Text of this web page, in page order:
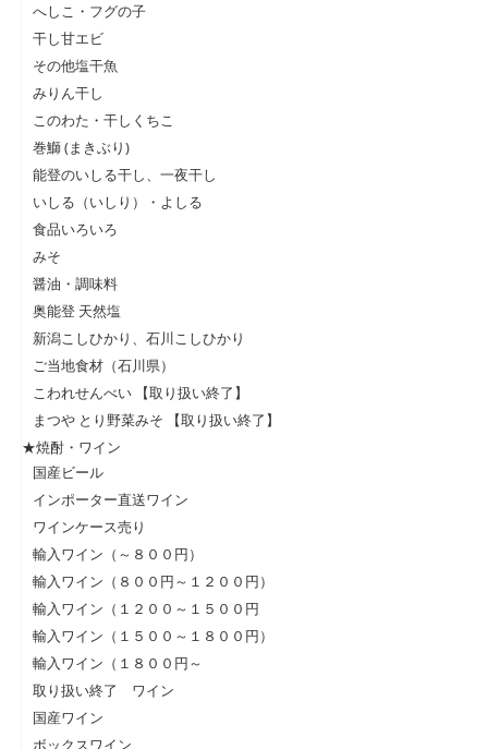
へしこ・フグの子
干し甘エビ
その他塩干魚
みりん干し
このわた・干しくちこ
巻鰤 (まきぶり)
能登のいしる干し、一夜干し
いしる（いしり）・よしる
食品いろいろ
みそ
醤油・調味料
奥能登 天然塩
新潟こしひかり、石川こしひかり
ご当地食材（石川県）
こわれせんべい 【取り扱い終了】
まつや とり野菜みそ 【取り扱い終了】
★焼酎・ワイン
国産ビール
インポーター直送ワイン
ワインケース売り
輸入ワイン（～８００円）
輸入ワイン（８００円～１２００円）
輸入ワイン（１２００～１５００円
輸入ワイン（１５００～１８００円）
輸入ワイン（１８００円～
取り扱い終了 ワイン
国産ワイン
ボックスワイン